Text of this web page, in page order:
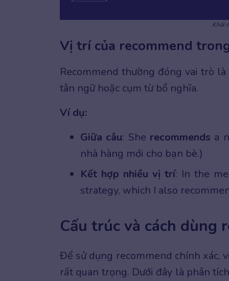
Khái
Vị trí của recommend
Recommend thường đóng vai trò
tân ngữ hoặc cụm từ bổ nghĩa.
Ví dụ:
Giữa câu: She recommends a
nhà hàng mới cho bạn bè.)
Kết hợp nhiều vị trí: In the
strategy, which I also
Cấu trúc và cách dùng
Để sử dụng recommend chính xác,
rất quan trọng. Dưới đây là phân